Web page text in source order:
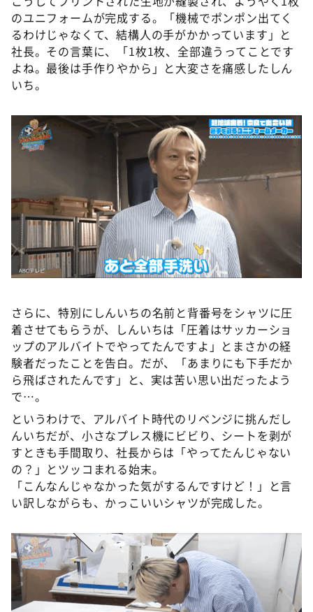
のユニフォームが完成する。「機械でポンポン出てく
るわけじゃなくて、結構人の手がかかっています」と
社長。その言葉に、「1枚1枚、全部違うってことです
よね。最後は手作りやから」と大変さを痛感したしん
いち。
さらに、特別にしんいちの名前と背番号をシャツに圧
着させてもらうが、しんいちは「圧着はサッカーショ
ップのアルバイトでやってたんですよ」とまさかの経
験者だったことを告白。だが、「あまりにも下手だか
ら飛ばされたんです」と、実は苦い思い出だったよう
で…。
というわけで、アルバイト時代のリベンジに挑んだし
んいちだが、小さなプレス機にビビり、シートを剥が
すときも手間取り、社長からは「やってたんじゃない
の？」とツッコまれる始末。
「こんなんじゃなかった気がするんですけど！」と言
い訳しながらも、かっこいいシャツが完成した。